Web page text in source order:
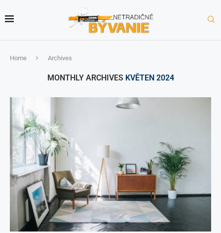
Home Archives
MONTHLY ARCHIVES KVĚTEN 2024